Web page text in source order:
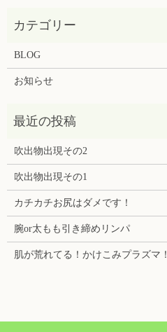
BLOG
お知らせ
吹出物出現その2
吹出物出現その1
カチカチお尻はダメです！
腕or太もも引き締めリンパ
肌が荒れてる！かけこみプラズマ！